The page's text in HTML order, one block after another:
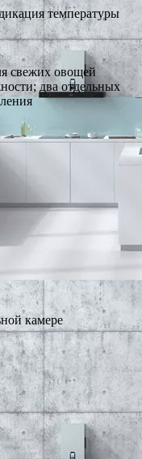
температуры
свежих овощей
два отдельных
камере